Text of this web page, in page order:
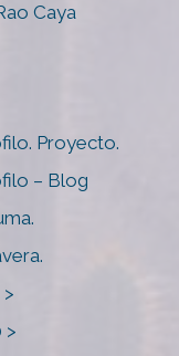
Caya
Proyecto.
– Blog
>